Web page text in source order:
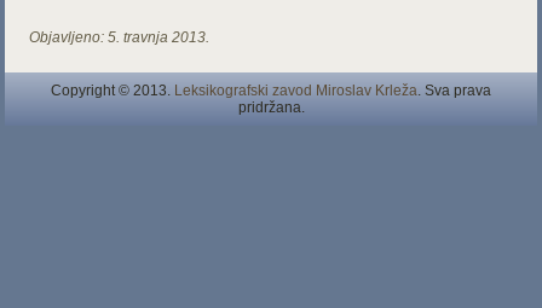
Objavljeno: 5. travnja 2013.
Copyright © 2013. Leksikografski zavod Miroslav Krleža. Sva prava
pridržana.